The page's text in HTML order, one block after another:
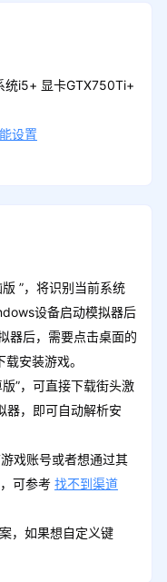
统i5+ 显卡GTX750Ti+
设置
”，将识别当前系统
设备启动模拟器后
器后，需要点击桌面的
安装游戏。
”，可直接下载街头激
器，即可自动解析安
戏账号或者想通过其
可参考 找不到渠道
，如果想自定义键